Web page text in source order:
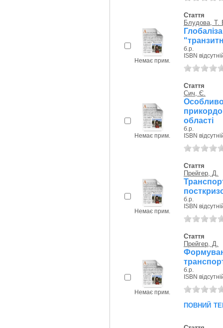
Немає прим.
Стаття
Блудова, Т.
б.р.
ISBN
Немає прим.
Стаття
Сич, Є.
області
б.р.
ISBN
Немає прим.
Стаття
Прейгер, Д.
б.р.
ISBN
Немає прим.
Стаття
Прейгер, Д.
б.р.
ISBN
повний